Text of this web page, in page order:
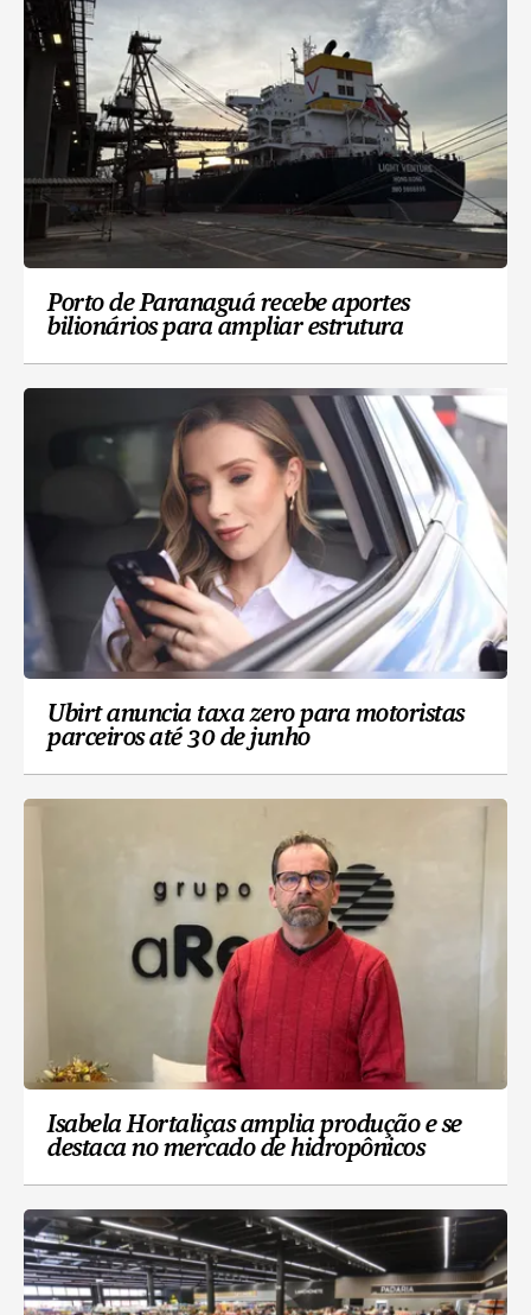
Porto de Paranaguá recebe aportes
bilionários para ampliar estrutura
Ubirt anuncia taxa zero para motoristas
parceiros até 30 de junho
Isabela Hortaliças amplia produção e se
destaca no mercado de hidropônicos